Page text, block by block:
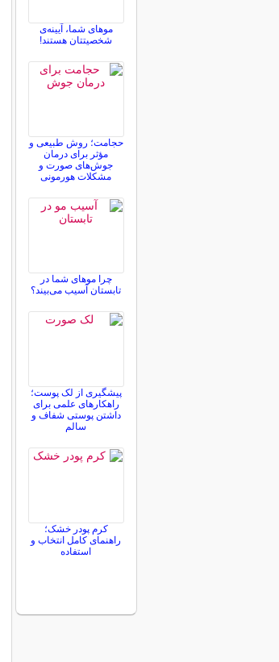
موهای شما، آیینه‌ی
شخصیتتان هستند!
حجامت؛ روش طبیعی و
مؤثر برای درمان
جوش‌های صورت و
مشکلات هورمونی
چرا موهای شما در
تابستان آسیب می‌بیند؟
پیشگیری از لک پوست؛
راهکارهای علمی برای
داشتن پوستی شفاف و
سالم
کرم پودر خشک؛
راهنمای کامل انتخاب و
استفاده